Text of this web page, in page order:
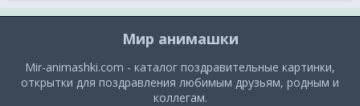
Мир анимашки
Mir-animashki.com - каталог поздравительные картинки,
открытки для поздравления любимым друзьям, родным и
коллегам.